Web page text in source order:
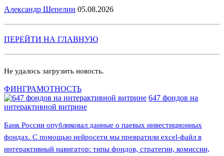
Александр Шепелин 05.08.2026
ПЕРЕЙТИ НА ГЛАВНУЮ
Не удалось загрузить новость.
ФИНГРАМОТНОСТЬ
647 фондов на
интерактивной витрине
Банк России опубликовал данные о паевых инвестиционных
фондах. С помощью нейросети мы превратили excel-файл в
интерактивный навигатор: типы фондов, стратегии, комиссии,